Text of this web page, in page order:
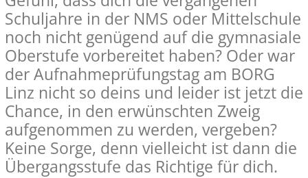
Schuljahre in der NMS oder Mittelschule
noch nicht genügend auf die gymnasiale
Oberstufe vorbereitet haben? Oder war
der Aufnahmeprüfungstag am BORG
Linz nicht so deins und leider ist jetzt die
Chance, in den erwünschten Zweig
aufgenommen zu werden, vergeben?
Keine Sorge, denn vielleicht ist dann die
Übergangsstufe das Richtige für dich.